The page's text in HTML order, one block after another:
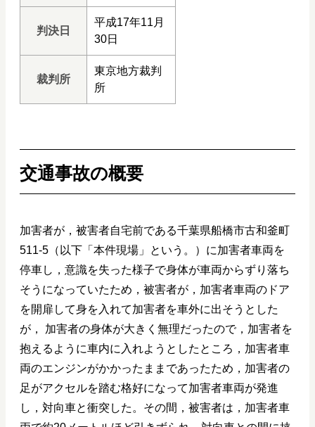
判決日
平成17年11月
30日
裁判所
東京地方裁判
所
交通事故の概要
加害者が，被害者自宅前である千葉県船橋市古和釜町
511-5（以下「本件現場」という。）に加害者車両を
停車し，意識を失った様子で身体が車両からずり落ち
そうになっていたため，被害者が，加害者車両のドア
を開扉して身を入れて加害者を車外に出そうとした
が， 加害者の身体が大きく無理だったので，加害者を
抱えるように車内に入れようとしたところ，加害者車
両のエンジンがかかったままであったため，加害者の
足がアクセルを踏む格好になって加害者車両が発進
し，対向車と衝突した。その間，被害者は，加害者車